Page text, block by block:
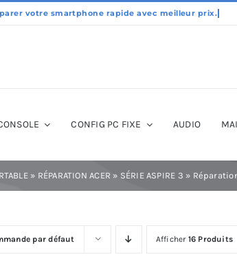
CONFIG PC FIXE AUDIO
» RÉPARATION ACER » SÉRIE ASPIRE 3 »
par défaut Afficher 16 Produits